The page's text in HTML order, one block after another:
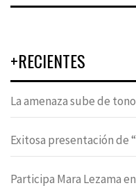
+RECIENTES
La amenaza sube de tono
Exitosa presentación de
Participa Mara Lezama